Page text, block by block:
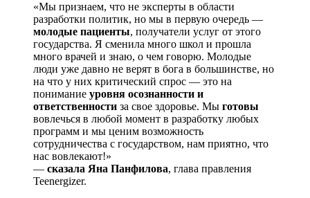
«Мы признаем, что не эксперты в области
разработки политик, но мы в первую очередь —
молодые пациенты, получатели услуг от этого
государства. Я сменила много школ и прошла
много врачей и знаю, о чем говорю. Молодые
люди уже давно не верят в бога в большинстве, но
на что у них критический спрос — это на
понимание уровня осознанности и
ответственности за свое здоровье. Мы готовы
вовлечься в любой момент в разработку любых
программ и мы ценим возможность
сотрудничества с государством, нам приятно, что
нас вовлекают!»
— сказала Яна Панфилова, глава правления
Teenergizer.